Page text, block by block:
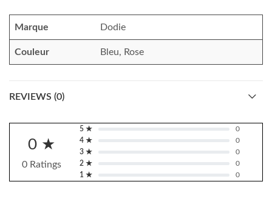
Marque Dodie
Couleur Bleu, Rose
REVIEWS (0)
0 ★
0 Ratings
5 ★
0
4 ★
0
3 ★
0
2 ★
0
1 ★
0